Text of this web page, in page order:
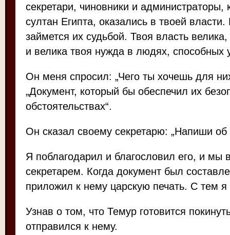
секретари, чиновники и администраторы,
султан Египта, оказались в твоей
займется их судьбой. Твоя власть
и велика твоя нужда в людях, способных
Он меня спросил: „Чего ты хочешь для
„Документ, который бы обеспечил их
обстоятельствах“.
Он сказал своему секретарю: „Напиши об
Я поблагодарил и благословил его, и мы
секретарем. Когда документ был
приложил к нему царскую печать. С тем я
Узнав о том, что Темур готовится
отправился к нему.